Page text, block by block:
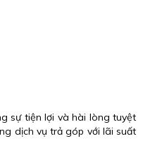
sự tiện lợi và hài lòng tuyệt
dịch vụ trả góp với lãi suất